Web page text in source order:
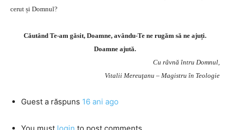
cerut și Domnul?
Căutând Te-am găsit, Doamne, avându-Te ne rugăm să ne ajuți.
Doamne ajută.
Cu râvnă întru Domnul,
Vitalii Mereuţanu – Magistru în Teologie
Guest a răspuns 16 ani ago